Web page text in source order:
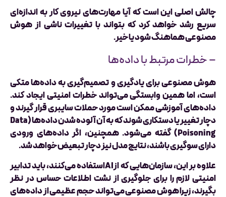
چالش اصلی این است که آیا مهارت‌های نیروی کار به اندازه‌ای
سریع رشد خواهد کرد که بتواند با تغییرات ناشی از هوش
مصنوعی هماهنگ شود یا خیر.
– خطرات مرتبط با داده‌ها
هوش مصنوعی برای یادگیری و تصمیم‌گیری به داده‌ها متکی
است، اما همین وابستگی می‌تواند خطرات امنیتی ایجاد کند.
داده‌های آموزشی ممکن است مورد حملات سایبری قرار گیرند و
دچار تغییر یا دستکاری شوند که به آن آلوده شدن داده‌ها (Data
Poisoning) گفته می‌شود. همچنین، اگر داده‌های ورودی
دارای سوگیری باشند، نتایج مدل نیز دچار تبعیض خواهد شد.
علاوه بر این، سازمان‌هایی که ازAIاستفاده می‌کنند، باید تدابیر
امنیتی لازم را برای جلوگیری از نشت اطلاعات حساس در نظر
بگیرند، زیرا هوش مصنوعی می‌تواند حجم عظیمی از داده‌های